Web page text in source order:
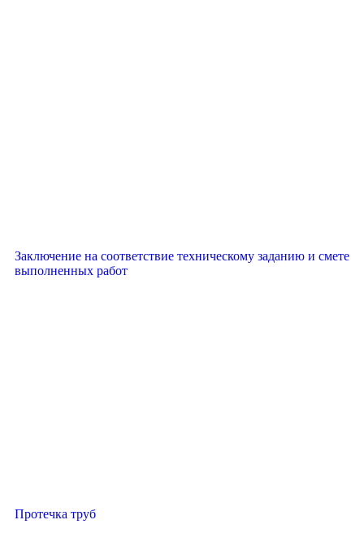
Заключение на соответствие техническому заданию и смете
выполненных работ
Протечка труб